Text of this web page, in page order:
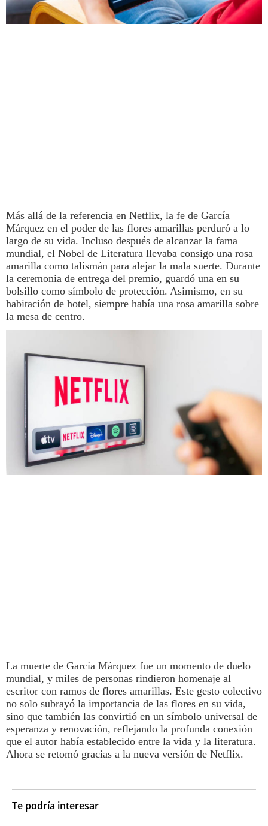
Más allá de la referencia en Netflix, la fe de García
Márquez en el poder de las flores amarillas perduró a lo
largo de su vida. Incluso después de alcanzar la fama
mundial, el Nobel de Literatura llevaba consigo una rosa
amarilla como talismán para alejar la mala suerte. Durante
la ceremonia de entrega del premio, guardó una en su
bolsillo como símbolo de protección. Asimismo, en su
habitación de hotel, siempre había una rosa amarilla sobre
la mesa de centro.
La muerte de García Márquez fue un momento de duelo
mundial, y miles de personas rindieron homenaje al
escritor con ramos de flores amarillas. Este gesto colectivo
no solo subrayó la importancia de las flores en su vida,
sino que también las convirtió en un símbolo universal de
esperanza y renovación, reflejando la profunda conexión
que el autor había establecido entre la vida y la literatura.
Ahora se retomó gracias a la nueva versión de Netflix.
Te podría interesar